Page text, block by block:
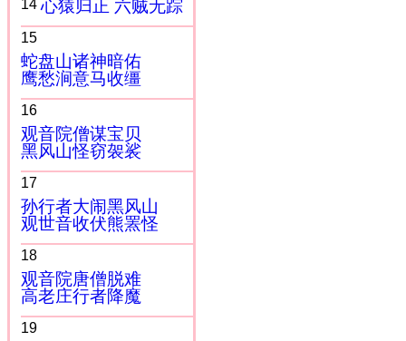
14 心猿归正 六贼无踪
15
蛇盘山诸神暗佑
鹰愁涧意马收缰
16
观音院僧谋宝贝
黑风山怪窃袈裟
17
孙行者大闹黑风山
观世音收伏熊罴怪
18
观音院唐僧脱难
高老庄行者降魔
19